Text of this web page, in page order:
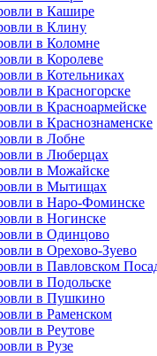
в Кашире
в Клину
в Коломне
в Королеве
в Котельниках
в Красногорске
в Красноармейске
в Краснознаменске
в Лобне
в Люберцах
в Можайске
в Мытищах
в Наро-Фоминске
в Ногинске
в Одинцово
в Орехово-Зуево
в Павловском
в Подольске
в Пушкино
в Раменском
в Реутове
в Рузе